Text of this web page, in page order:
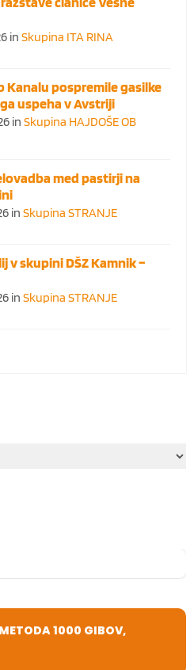
in Skupina ITA RINA
Kanalu pospremile gasilke
uspeha v Avstriji
in Skupina HAJDOŠE OB
med pastirji na
in Skupina STRANJE
v skupini DŠZ Kamnik –
in Skupina STRANJE
1000 GIBOV,